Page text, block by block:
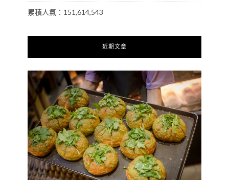
累積人氣：151,614,543
近期文章